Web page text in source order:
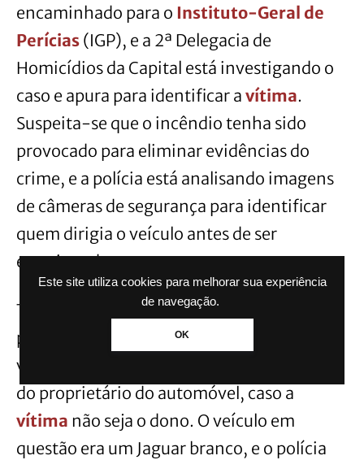
Este site utiliza cookies para melhorar sua experiência
de navegação.
OK
encaminhado para o Instituto-Geral de
Perícias (IGP), e a 2ª Delegacia de
Homicídios da Capital está investigando o
caso e apura para identificar a vítima.
Suspeita-se que o incêndio tenha sido
provocado para eliminar evidências do
crime, e a polícia está analisando imagens
de câmeras de segurança para identificar
quem dirigia o veículo antes de ser
estacionado na rua.
Também estão sendo investigados
possíveis envolvimentos de um segundo
veículo no
do proprietário do automóvel, caso a
vítima não seja o dono. O veículo em
questão era um Jaguar branco, e o polícia